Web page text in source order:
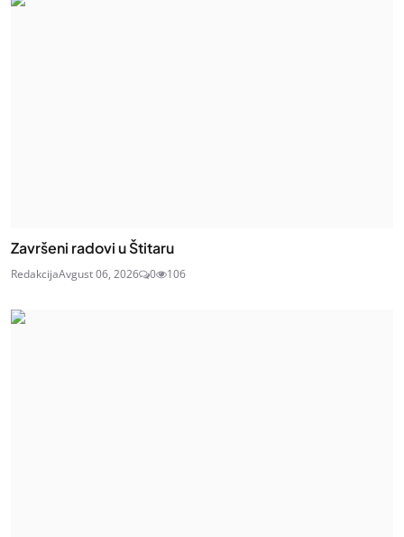
Završeni radovi u Štitaru
RedakcijaAvgust 06, 2026 0 106